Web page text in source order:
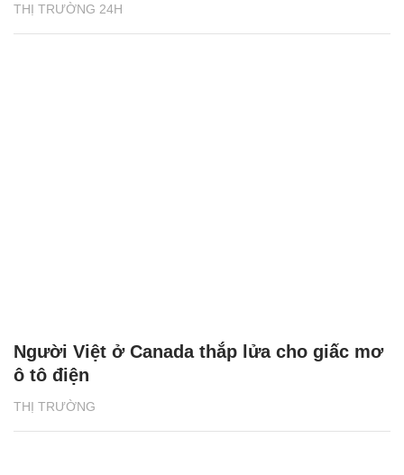
THỊ TRƯỜNG 24H
THỊ TRƯỜNG
Người Việt ở Canada thắp lửa cho giấc mơ
ô tô điện